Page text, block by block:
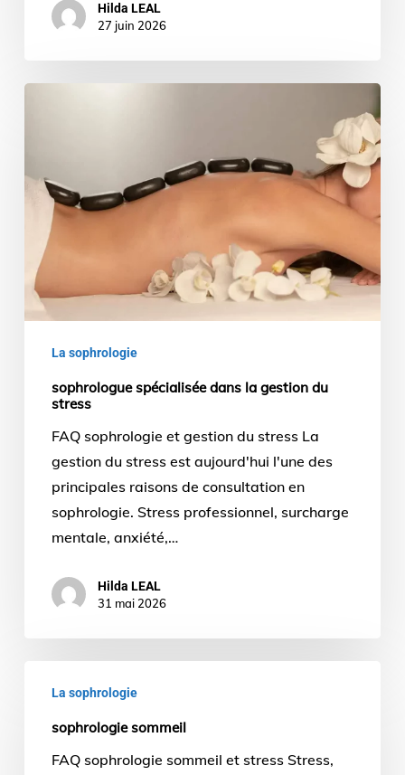
Hilda LEAL
27 juin 2026
gestion
stress
La sophrologie
sophrologue spécialisée dans la gestion du
stress
FAQ sophrologie et gestion du stress La
gestion du stress est aujourd'hui l'une des
principales raisons de consultation en
sophrologie. Stress professionnel, surcharge
mentale, anxiété,…
Hilda LEAL
31 mai 2026
sommeil
La sophrologie
sophrologie sommeil
FAQ sophrologie sommeil et stress Stress,